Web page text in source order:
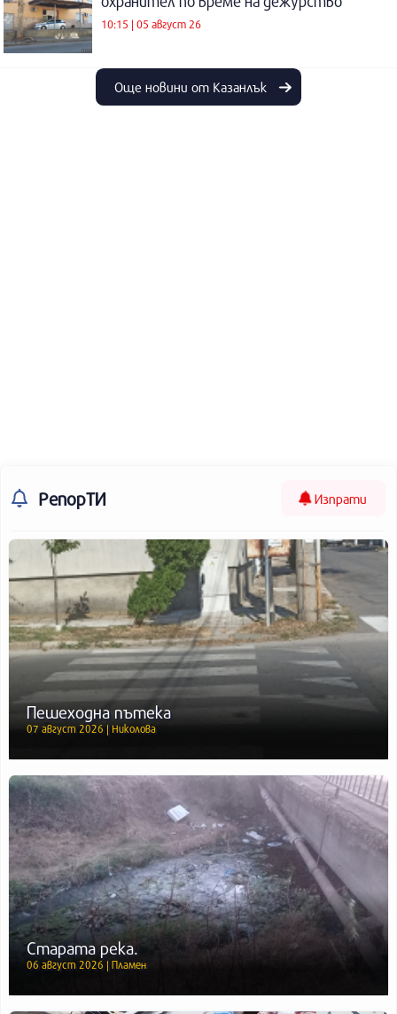
10:15 | 05 август 26
Още новини от Казанлък
РепорТИ Изпрати
Пешеходна пътека
07 август 2026 | Николова
Старата река.
06 август 2026 | Пламен